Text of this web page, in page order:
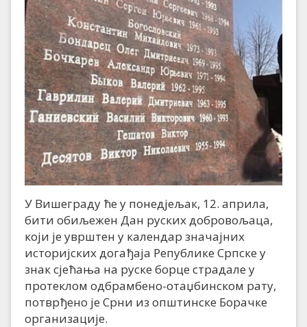
У Вишеграду ће у понедјељак, 12. априла,
бити обиљежен Дан руских добровољаца,
који је уврштен у календар значајних
историјских догађаја Републике Српске у
знак сјећања на руске борце страдале у
протеклом одбрамбено-отаџбинском рату,
потврђено је Срни из општинске Борачке
организације.